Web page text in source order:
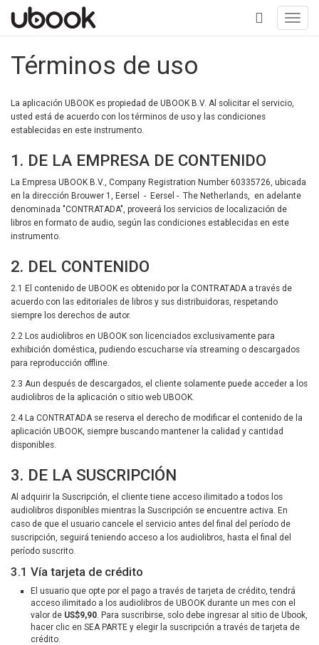
Términos de uso
La aplicación UBOOK es propiedad de UBOOK B.V. Al solicitar el servicio,
usted está de acuerdo con los términos de uso y las condiciones
establecidas en este instrumento.
1. DE LA EMPRESA DE CONTENIDO
La Empresa UBOOK B.V., Company Registration Number 60335726, ubicada
en la dirección Brouwer 1, Eersel - Eersel - The Netherlands, en adelante
denominada "CONTRATADA", proveerá los servicios de localización de
libros en formato de audio, según las condiciones establecidas en este
instrumento.
2. DEL CONTENIDO
2.1 El contenido de UBOOK es obtenido por la CONTRATADA a través de
acuerdo con las editoriales de libros y sus distribuidoras, respetando
siempre los derechos de autor.
2.2 Los audiolibros en UBOOK son licenciados exclusivamente para
exhibición doméstica, pudiendo escucharse vía streaming o descargados
para reproducción offline.
2.3 Aun después de descargados, el cliente solamente puede acceder a los
audiolibros de la aplicación o sitio web UBOOK.
2.4 La CONTRATADA se reserva el derecho de modificar el contenido de la
aplicación UBOOK, siempre buscando mantener la calidad y cantidad
disponibles.
3. DE LA SUSCRIPCIÓN
Al adquirir la Suscripción, el cliente tiene acceso ilimitado a todos los
audiolibros disponibles mientras la Suscripción se encuentre activa. En
caso de que el usuario cancele el servicio antes del final del período de
suscripción, seguirá teniendo acceso a los audiolibros, hasta el final del
período suscrito.
3.1 Vía tarjeta de crédito
El usuario que opte por el pago a través de tarjeta de crédito, tendrá
acceso ilimitado a los audiolibros de UBOOK durante un mes con el
valor de US$9,90. Para suscribirse, solo debe ingresar al sitio de Ubook,
hacer clic en SEA PARTE y elegir la suscripción a través de tarjeta de
crédito.